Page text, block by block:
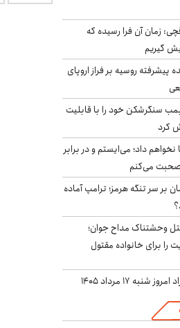
زمان آن فرا رسیده که
گیریم
جنگنده پیشرفته روسیه بر فراز اروپای
سنگرشکن خود را با قابلیت
کرد
داد؛ می‌ایستم و در برابر
صحبت می‌کنم
بر سر تنگه هرمز؛ ترامپ آماده
وحشتناک مداح جوان؛
را برای خانواده مقتول
شنبه ۱۷ مرداد ۱۴۰۵